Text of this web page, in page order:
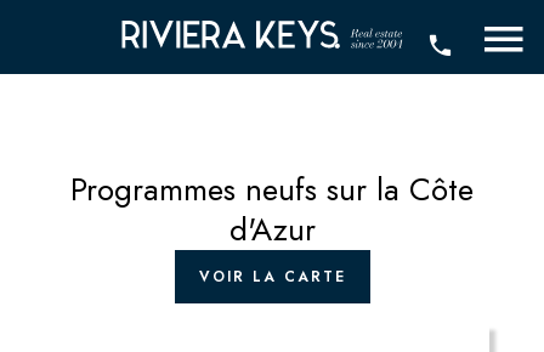
Programmes neufs sur la Côte
d'Azur
VOIR LA CARTE